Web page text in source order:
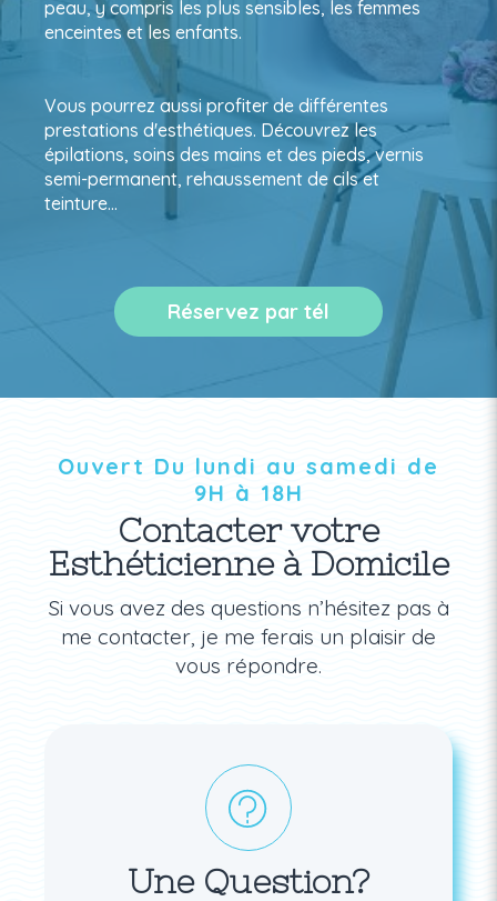
peau, y compris les plus sensibles, les femmes
enceintes et les enfants.
Vous pourrez aussi profiter de différentes
prestations d'esthétiques. Découvrez les
épilations, soins des mains et des pieds, vernis
semi-permanent, rehaussement de cils et
teinture…
Réservez par tél
Ouvert Du lundi au samedi de
9H à 18H
Contacter votre
Esthéticienne à Domicile
Si vous avez des questions n’hésitez pas à
me contacter, je me ferais un plaisir de
vous répondre.
Une Question?